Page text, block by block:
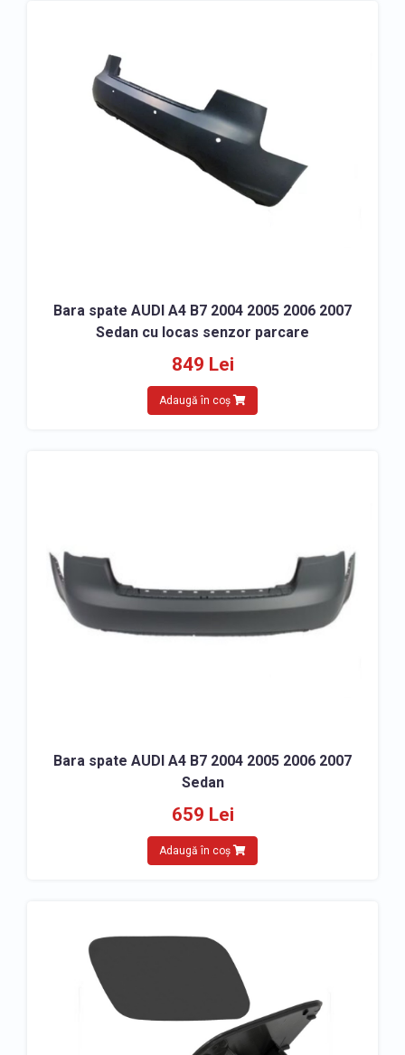
Bara spate AUDI A4 B7 2004 2005 2006 2007
Sedan cu locas senzor parcare
849 Lei
Adaugă în coș
Bara spate AUDI A4 B7 2004 2005 2006 2007
Sedan
659 Lei
Adaugă în coș